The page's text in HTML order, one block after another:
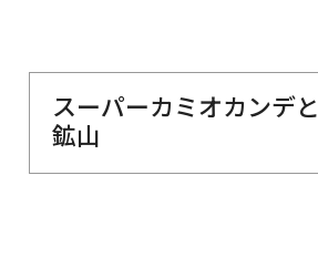
スーパーカミオカンデ
鉱山